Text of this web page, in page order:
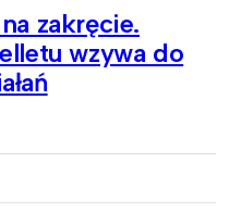
zakręcie.
wzywa do